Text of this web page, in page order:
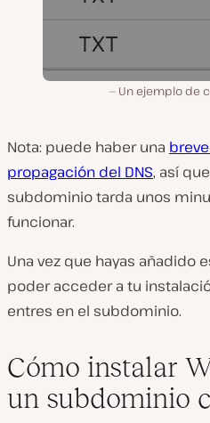
Un ejemplo de
Nota: puede haber una
propagación del DNS, así
subdominio tarda unos
funcionar.
Una vez que hayas añadido
poder acceder a tu
entres en el subdominio.
Cómo instalar
un subdominio